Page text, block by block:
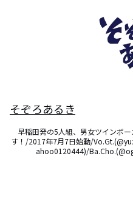
そぞろあるき
早稲田発の5人組、男女ツインボ
す！/2017年7月7日始動/
ahoo0120444)/